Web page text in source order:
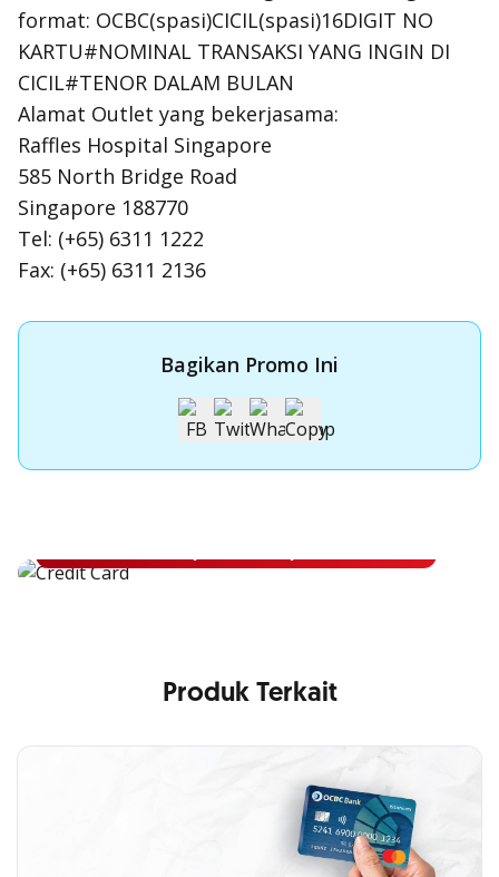
format: OCBC(spasi)CICIL(spasi)16DIGIT NO
KARTU#NOMINAL TRANSAKSI YANG INGIN DI
CICIL#TENOR DALAM BULAN
Alamat Outlet yang bekerjasama:
Raffles Hospital Singapore
585 North Bridge Road
Singapore 188770
Tel: (+65) 6311 1222
Fax: (+65) 6311 2136
Bagikan Promo Ini
Apply Kartu Kredit OCBC NISP
Produk Terkait